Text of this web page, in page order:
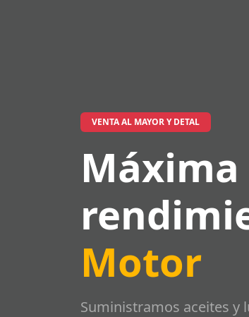
VENTA AL MAYOR Y DETAL
Motor
Suministramos aceites y